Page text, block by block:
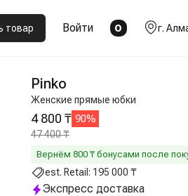
товар Войти 0 г.
Pinko
Женские прямые юбки
4 800 ₸ 90%
47 400 ₸
Вернём 800 ₸ бонусами после
est. Retail: 195 000 ₸
Экспресс доставка